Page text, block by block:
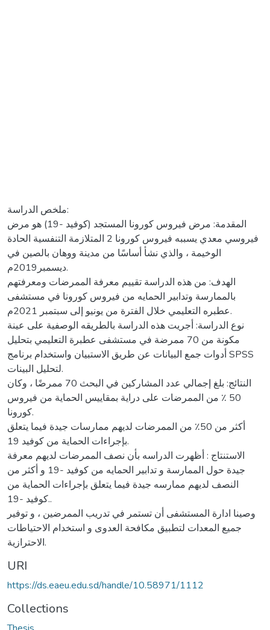
ملخص الدراسة:
المقدمة: مرض فيروس كورونا المستجد (كوفيد -19) هو مرض
فيروسي معدي يسببه فيروس كورونا 2 المتلازمة التنفسية الحادة
الوخيمة ، والذي نشأ أساسًا من مدينة ووهان بالصين في
ديسمبر2019م.
الهدف: من هذه الدراسة تقييم معرفة الممرضات ومعرفتهم
بالممارسة وتدابير الحمايه من فيروس كورونا في مستشفى
عطبره التعليمي خلال الفترة من يونيو إلى سبتمبر 2021م.
نوع الدراسة: أجريت هذه الدراسة بالطريقه الوصفية على عينة
مكونة من 70 ممرضة في مستشفى عطبرة التعليمي بتحليل
أدوات جمع البيانات عن طريق الاستبيان واستخدام برنامج SPSS
لتحليل البينات.
النتائج: بلغ إجمالي عدد المشاركين في البحث 70 ممرضًا ، وكان
50 ٪ من الممرضات على دراية بمقاييس الحماية من فيروس
كورونا.
أكثر من 50٪ من الممرضات لديهم ممارسات جيدة فيما يتعلق
بإجراءات الحماية من كوفيد 19.
الاستنتاج : أظهرت الدراسه بأن نصف الممرضات لديهم معرفة
جيدة حول الممارسة و تدابير الحمايه من كوفيد -19 و أكثر من
النصف لديهم ممارسه جيدة فيما يتعلق بإجراءات الحماية من
كوفيد -19..
وصينا ادارة المستشفى أن تستمر في تدريب الممرضين ، و توفير
جميع المعدات لتطبيق مكافحة العدوى و استخدام الاحتياطات
الاحترازية.
URI
https://ds.eaeu.edu.sd/handle/10.58971/1112
Collections